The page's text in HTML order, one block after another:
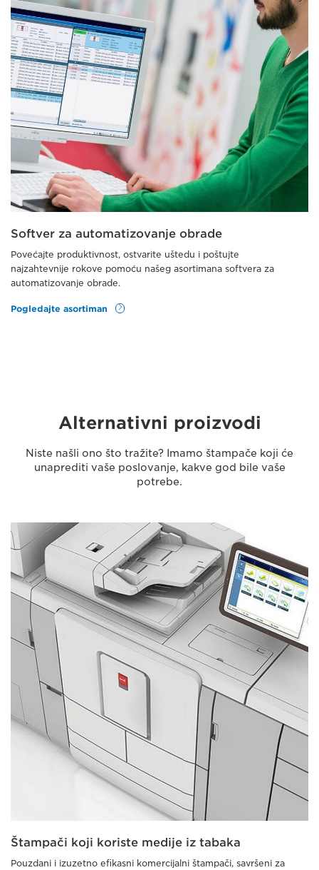
Softver za automatizovanje obrade
Povećajte produktivnost, ostvarite uštedu i poštujte
najzahtevnije rokove pomoću našeg asortimana softvera za
automatizovanje obrade.
Pogledajte asortiman
Alternativni proizvodi
Niste našli ono što tražite? Imamo štampače koji će
unaprediti vaše poslovanje, kakve god bile vaše
potrebe.
Štampači koji koriste medije iz tabaka
Pouzdani i izuzetno efikasni komercijalni štampači, savršeni za